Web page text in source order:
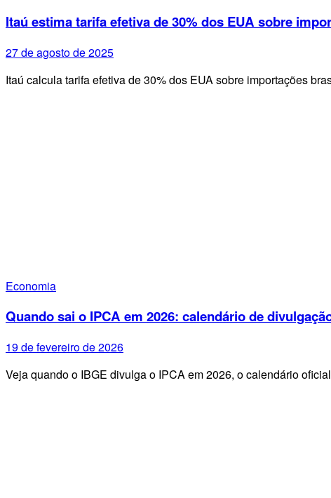
Itaú estima tarifa efetiva de 30% dos EUA sobre
27 de agosto de 2025
Itaú calcula tarifa efetiva de 30% dos EUA sobre importações
Economia
Quando sai o IPCA em 2026: calendário de
19 de fevereiro de 2026
Veja quando o IBGE divulga o IPCA em 2026, o calendário